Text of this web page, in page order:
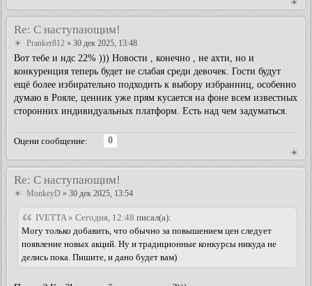
Re: С наступающим!
Pranker812 » 30 дек 2025, 13:48
Вот тебе и ндс 22% ))) Новости , конечно , не ахти, но и
конкуренция теперь будет не слабая среди девочек. Гости будут
ещё более избирательно подходить к выбору избранниц, особенно
думаю в Рояле, ценник уже прям кусается на фоне всем известных
сторонних индивидуальных платформ. Есть над чем задуматься.
Оцени сообщение:
0
Re: С наступающим!
MonkeyD » 30 дек 2025, 13:54
IVETTA » Сегодня, 12:48 писал(а):
Могу только добавить, что обычно за повышением цен следует
появление новых акций. Ну и традиционные конкурсы никуда не
делись пока. Пишите, и дано будет вам)